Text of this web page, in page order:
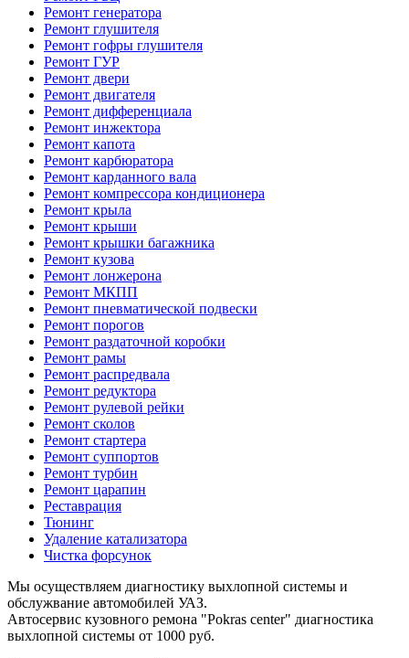
Ремонт генератора
Ремонт глушителя
Ремонт гофры глушителя
Ремонт ГУР
Ремонт двери
Ремонт двигателя
Ремонт дифференциала
Ремонт инжектора
Ремонт капота
Ремонт карбюратора
Ремонт карданного вала
Ремонт компрессора кондиционера
Ремонт крыла
Ремонт крыши
Ремонт крышки багажника
Ремонт кузова
Ремонт лонжерона
Ремонт МКПП
Ремонт пневматической подвески
Ремонт порогов
Ремонт раздаточной коробки
Ремонт рамы
Ремонт распредвала
Ремонт редуктора
Ремонт рулевой рейки
Ремонт сколов
Ремонт стартера
Ремонт суппортов
Ремонт турбин
Ремонт царапин
Реставрация
Тюнинг
Удаление катализатора
Чистка форсунок
Мы осуществляем диагностику выхлопной системы и
обслужвание автомобилей УАЗ.
Автосервис кузовного ремона "Pokras center" диагностика
выхлопной системы от 1000 руб.